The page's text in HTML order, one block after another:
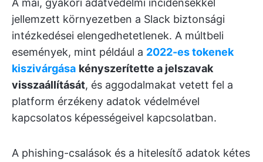
jellemzett környezetben a Slack biztonsági
intézkedései elengedhetetlenek. A múltbeli
események, mint például a 2022-es tokenek
kiszivárgása kényszerítette a jelszavak
visszaállítását, és aggodalmakat vetett fel a
platform érzékeny adatok védelmével
kapcsolatos képességeivel kapcsolatban.
A phishing-csalások és a hitelesítő adatok kétes